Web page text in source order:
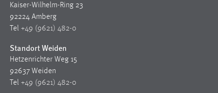
Kaiser-Wilhelm-Ring 23
92224 Amberg
Tel +49 (9621) 482-0
Standort Weiden
Hetzenrichter Weg 15
92637 Weiden
Tel +49 (9621) 482-0